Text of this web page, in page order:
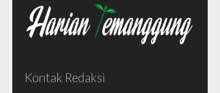
Kontak Redaksi